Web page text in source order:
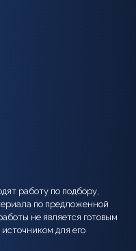
работу по подбору,
по предложенной
не является готовым
для его